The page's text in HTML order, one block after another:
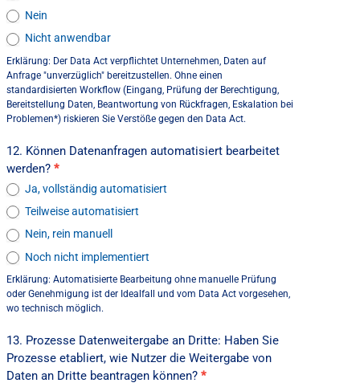
Nein
Nicht anwendbar
Erklärung: Der Data Act verpflichtet Unternehmen, Daten auf
Anfrage "unverzüglich" bereitzustellen. Ohne einen
standardisierten Workflow (Eingang, Prüfung der Berechtigung,
Bereitstellung Daten, Beantwortung von Rückfragen, Eskalation bei
Problemen*) riskieren Sie Verstöße gegen den Data Act.
12. Können Datenanfragen automatisiert bearbeitet
werden? *
Ja, vollständig automatisiert
Teilweise automatisiert
Nein, rein manuell
Noch nicht implementiert
Erklärung: Automatisierte Bearbeitung ohne manuelle Prüfung
oder Genehmigung ist der Idealfall und vom Data Act vorgesehen,
wo technisch möglich.
13. Prozesse Datenweitergabe an Dritte: Haben Sie
Prozesse etabliert, wie Nutzer die Weitergabe von
Daten an Dritte beantragen können? *